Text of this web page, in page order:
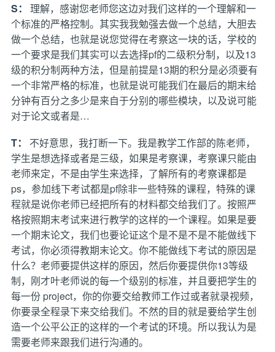
S：
理解，感谢您老师您这边对我们这样的一个理解和一
个标准的严格控制。其实我我勉强去做一个总结，大胆去
做一个总结，也就是说您觉得在考察这一块的话，学校的
一个要求是我们其实可以去选择pf的二级积分制，以及13
级的积分制两种方法，但是前提是13期的积分是必须要有
一个非常严格的标准，也就是说可能我们在最后的期末给
分钟有百分之多少是来自于分别的哪些模块，以及说可能
对于论文或者是…
T：
不好意思，我打断一下。我是教学工作部的陈老师，
学生是想选择或者是三级，如果是考察课，考察课只能由
老师来定，不是由学生来选择，了解所有的考察课都是
ps，参加线下考试都是pf除非一些特殊的课程，特殊的课
程就是说你老师已经把所有的材料都交给我们了。按照严
格按照期末考试来进行教学的这样的一个课程。如果是要
一个期末论文，我们也要论证这个是不是不是不能做线下
考试，你必须得教期末论文。你不能做线下考试的原因是
什么？老师要提供这样的原因，然后你要提供你13等级
制，刚才叶老师说的每一个级别的标准，并且要把学生的
每一份 project，你的你要交给教师工作过或者就录视频，
你要录全程录下来交给我们。不然的目的就是要给学生创
造一个公平公正的这样的一个考试的环境。所以我认为是
需要老师来跟我们进行沟通的。